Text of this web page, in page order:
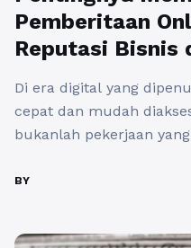
Pemberitaan
Reputasi Bisnis
Di era digital yang
cepat dan mudah
bukanlah pekerjaan
dengan melakukan
BY